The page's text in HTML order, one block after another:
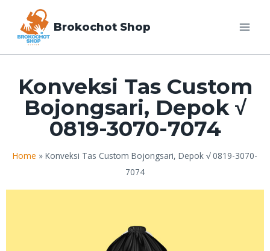
Brokochot Shop
Konveksi Tas Custom
Bojongsari, Depok √
0819-3070-7074
Home » Konveksi Tas Custom Bojongsari, Depok √ 0819-3070-
7074